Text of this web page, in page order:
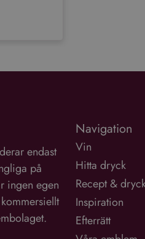
endast
på
ingen egen
Navigation
Vin
Hitta dryck
Recept &
Inspiration
Efterrätt